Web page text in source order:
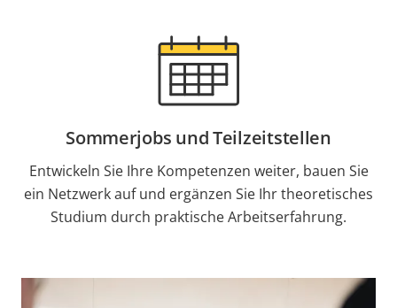
Sommerjobs und Teilzeitstellen
Entwickeln Sie Ihre Kompetenzen weiter, bauen Sie
ein Netzwerk auf und ergänzen Sie Ihr theoretisches
Studium durch praktische Arbeitserfahrung.